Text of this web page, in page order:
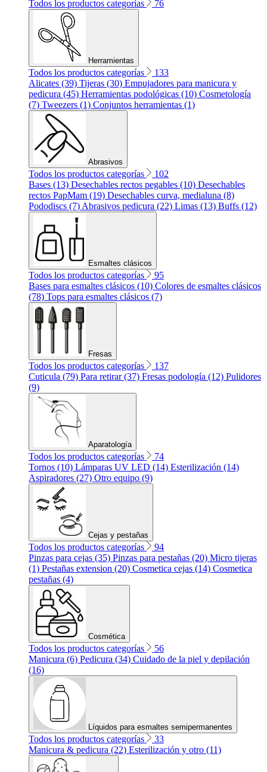
Todos los productos categorías 76
Herramientas
Todos los productos categorías
133
Alicates (39) Tijeras (30) Empujadores para manicura y
pedicura (45) Herramientas podológicas (10) Cosmetología
(7) Tweezers (1) Conjuntos herramientas (1)
Abrasivos
Todos los productos categorías
102
Bases (13) Desechables rectos pegables (10) Desechables
rectos PapMam (19) Desechables curva, medialuna (8)
Pododiscs (7) Abrasivos pedicura (22) Limas (13) Buffs (12)
Esmaltes clásicos
Todos los productos categorías
95
Bases para esmaltes clásicos (10) Colores de esmaltes clásicos
(78) Tops para esmaltes clásicos (7)
Fresas
Todos los productos categorías
137
Cuticula (79) Para retirar (37) Fresas podología (12) Pulidores
(9)
Aparatología
Todos los productos categorías
74
Tornos (10) Lámparas UV LED (14) Esterilización (14)
Aspiradores (27) Otro equipo (9)
Cejas y pestañas
Todos los productos categorías
94
Pinzas para cejas (35) Pinzas para pestañas (20) Micro tijeras
(1) Pestañas extension (20) Cosmetica cejas (14) Cosmetica
pestañas (4)
Cosmética
Todos los productos categorías
56
Manicura (6) Pedicura (34) Cuidado de la piel y depilación
(16)
Líquidos para esmaltes semipermanentes
Todos los productos categorías
33
Manicura & pedicura (22) Esterilización y otro (11)